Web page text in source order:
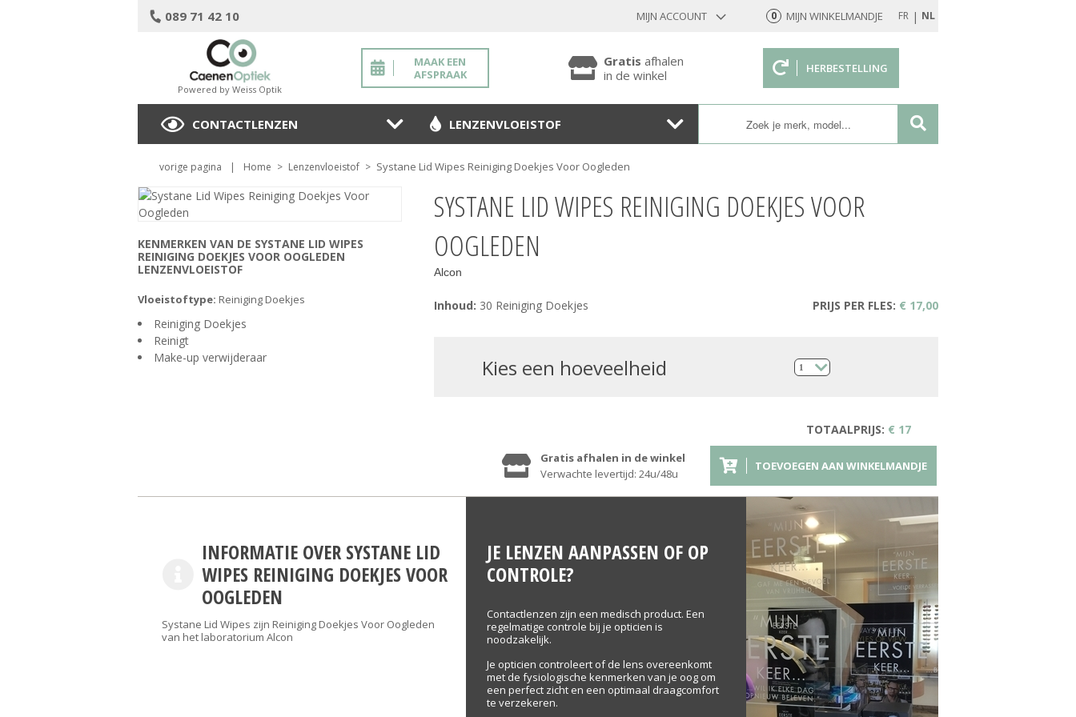
089 71 42 10 MIJN ACCOUNT
INLOGGEN BESTAANDE KLANT
wachtwoord
Wachtwoord vergeten?
BEVESTIGEN
0 MIJN WINKELMANDJE FR | NL
Powered by Weiss Optik
MAAK EEN
AFSPRAAK
Gratis afhalen
in de winkel
HERBESTELLING
CONTACTLENZEN LENZENVLOEISTOF
vorige pagina | Home > Lenzenvloeistof > Systane Lid Wipes Reiniging Doekjes Voor Oogleden
SYSTANE LID WIPES REINIGING DOEKJES VOOR
OOGLEDEN
Alcon
Inhoud: 30 Reiniging Doekjes PRIJS PER FLES: € 17,00
kies een hoeveelheid 1
TOTAALPRIJS: € 17
TOEVOEGEN AAN WINKELMANDJE
Gratis afhalen in de winkel
Verwachte levertijd: 24u/48u
KENMERKEN VAN DE SYSTANE LID WIPES
REINIGING DOEKJES VOOR OOGLEDEN
LENZENVLOEISTOF
Vloeistoftype: Reiniging Doekjes
Reiniging Doekjes
Reinigt
Make-up verwijderaar
INFORMATIE OVER SYSTANE LID
WIPES REINIGING DOEKJES VOOR
OOGLEDEN
Systane Lid Wipes zijn Reiniging Doekjes Voor Oogleden
van het laboratorium Alcon
JE LENZEN AANPASSEN OF OP
CONTROLE?
Contactlenzen zijn een medisch product. Een
regelmatige controle bij je opticien is
noodzakelijk.
Je opticien controleert of de lens overeenkomt
met de fysiologische kenmerken van je oog om
een perfect zicht en een optimaal draagcomfort
te verzekeren.